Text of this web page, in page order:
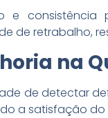
e consistência
de retrabalho,
na
de detectar
a satisfação do